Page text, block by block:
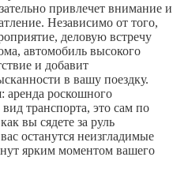
привлечет внимание и
Независимо от того,
деловую встречу
автомобиль высокого
и добавит
в вашу поездку.
аренда роскошного
транспорта, это сам по
вы сядете за руль
останутся неизгладимые
ярким моментом вашего